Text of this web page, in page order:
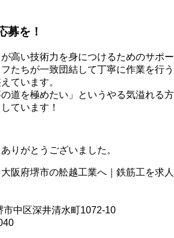
募を！
高い技術力を身につけるためのサポー
たちが一致団結して丁寧に作業を行う
ています。
の道を極めたい」というやる気溢れる方
ています！
りがとうございました。
阪府堺市の舩越工業へ｜鉄筋工を求人
中区深井清水町1072-10